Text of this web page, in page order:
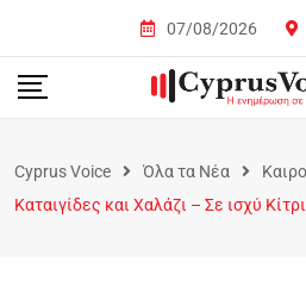
07/08/2026
Cyprus Voice Όλα τα Νέα
Καταιγίδες και Χαλάζι – Σε ισχύ